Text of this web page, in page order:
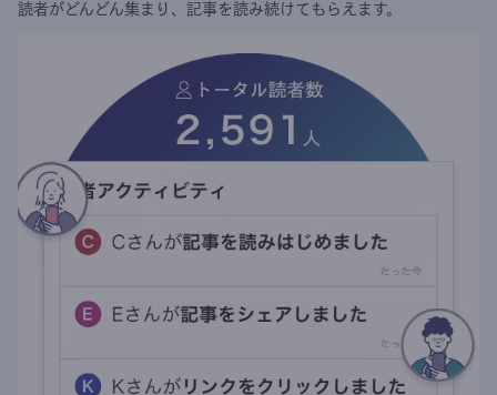
読者がどんどん集まり、記事を読み続けてもらえます。